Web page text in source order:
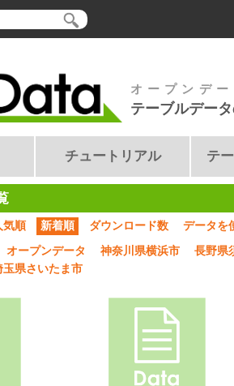
オープンデ
テーブルデー
チュートリアル テ
気順 新着順 ダウンロード数 データを
オープンデータ 神奈川県横浜市
長野県
玉県さいたま市